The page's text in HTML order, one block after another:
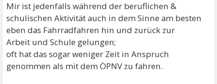
Mir ist jedenfalls während der beruflichen &
schulischen Aktivität auch in dem Sinne am besten
eben das Fahrradfahren hin und zurück zur
Arbeit und Schule gelungen;
oft hat das sogar weniger Zeit in Anspruch
genommen als mit dem ÖPNV zu fahren.